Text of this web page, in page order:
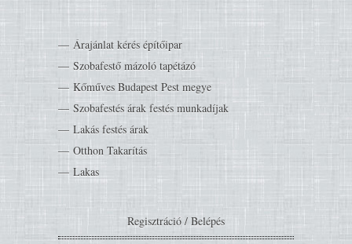
Árajánlat kérés építőipar
Szobafestő mázoló tapétázó
Kőműves Budapest Pest megye
Szobafestés árak festés munkadíjak
Lakás festés árak
Otthon Takarítás
Lakas
Regisztráció / Belépés